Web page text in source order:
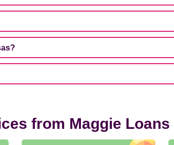
from Maggie Loans